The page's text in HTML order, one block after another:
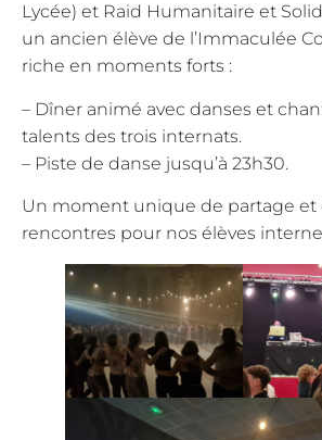
Lycée) et Raid Humanitaire et
un ancien élève de l’Immaculée
riche en moments forts :
– Dîner animé avec danses et
talents des trois internats.
– Piste de danse jusqu’à 23h30.
Un moment unique de partage et
rencontres pour nos élèves